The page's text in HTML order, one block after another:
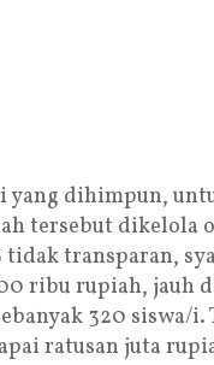
yang dihimpun,
tersebut dikelola
tidak transparan,
ribu rupiah, jauh
320 siswa/i.
ratusan juta